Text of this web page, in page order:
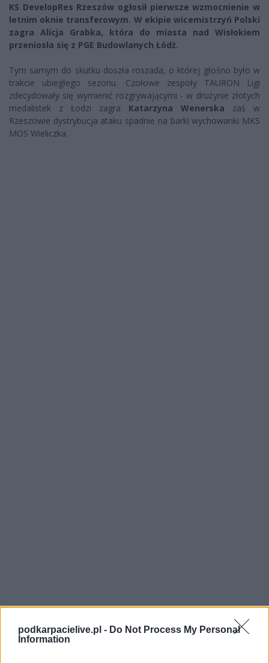
podkarpacielive.pl - Do Not Process My Personal
Information
KS DevelopRes Rzeszów ogłosił pierwsze wzmocnienie w
letnim oknie transferowym. W ekipie wicemistrzyń Polski
zagra Alicja Grabka, która do miasta nad Wisłokiem
przeniosła się z PGE Budowlanych Łódź.
Tym samym do skutku doszła roszada, o której głośno było w
trakcie ubiegłego sezonu. Czołowe zespoły TAURON Ligi
zdecydowały się wymienić rozgrywającymi - w drużynie złotych
medalistek z Łodzi zagra Katarzyna Wenerska zaś w
Rzeszowie dystrybucja ataku spadnie na barki wychowanki MKS
MOS Wieliczka.
zawodniczki. Wraz z Budowlanymi sięgnęła po podwójną
koronę: mistrzostwo Polski oraz Puchar Polski w Elblągu, gdzie